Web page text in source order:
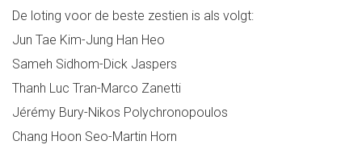
De loting voor de beste zestien is als volgt:
Jun Tae Kim-Jung Han Heo
Sameh Sidhom-Dick Jaspers
Thanh Luc Tran-Marco Zanetti
Jérémy Bury-Nikos Polychronopoulos
Chang Hoon Seo-Martin Horn